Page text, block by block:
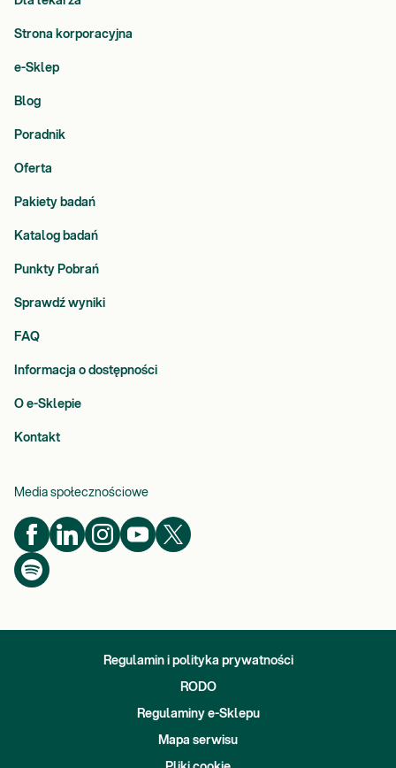
Strona korporacyjna
e-Sklep
Blog
Poradnik
Oferta
Pakiety badań
Katalog badań
Punkty Pobrań
Sprawdź wyniki
FAQ
Informacja o dostępności
O e-Sklepie
Kontakt
Media społecznościowe
Regulamin i polityka prywatności
RODO
Regulaminy e-Sklepu
Mapa serwisu